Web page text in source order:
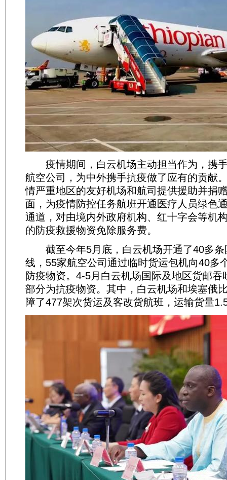
疫情期间，白云机场主动担当作为，携
航空公司，为中外携手抗疫做了应有的贡献
情严重地区的友好机场和航司提供援助并捐
面，为疫情防控任务航班开通医疗人员绿色
通道，对由境内外政府机构、红十字会等机
的防疫救援物资免除服务费。
截至今年5月底，白云机场开通了40多条
线，55家航空公司通过临时货运包机向40多
防疫物资。4-5月白云机场国际及地区货邮吞
部分为抗疫物资。其中，白云机场和埃塞俄
障了477架次货运及客改货航班，运输货量